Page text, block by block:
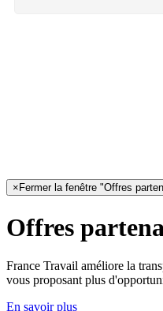
× Fermer la fenêtre "Offres
Offres
France Travail améliore la
vous proposant plus
En savoir plus